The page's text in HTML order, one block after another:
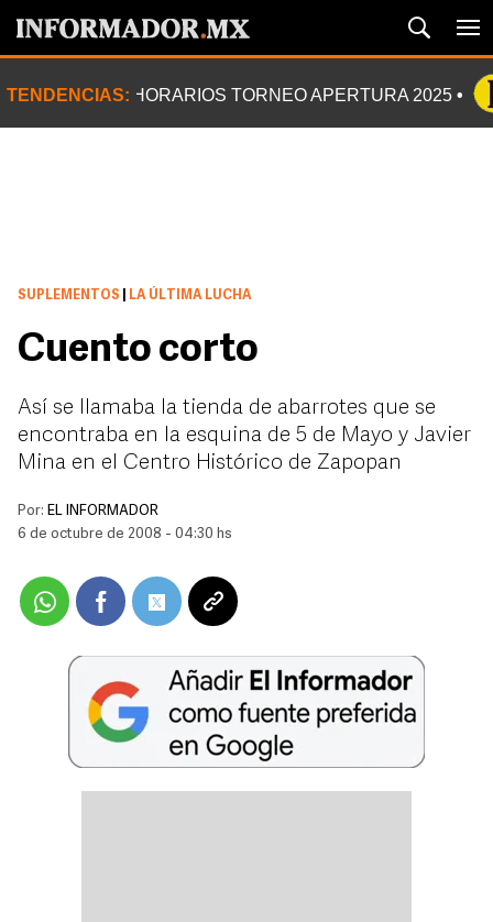
TENDENCIAS: HORARIOS TORNEO APERTURA 2025
SUPLEMENTOS LA ÚLTIMA LUCHA
Cuento corto
Así se llamaba la tienda de abarrotes que se
encontraba en la esquina de 5 de Mayo y Javier
Mina en el Centro Histórico de Zapopan
Por: EL INFORMADOR
6 de octubre de 2008 - 04:30 hs